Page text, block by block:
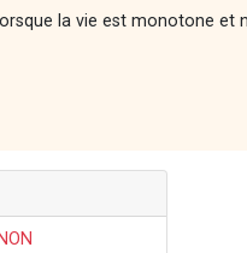
la vie est monotone et